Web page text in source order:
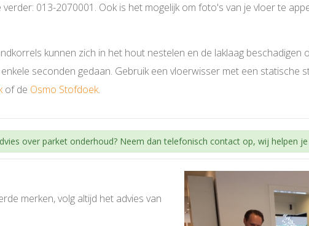
013-2070001. Ook is het mogelijk om foto's van je vloer te
kunnen zich in het hout nestelen en de laklaag beschadigen
seconden gedaan. Gebruik een vloerwisser met een statische
of de Osmo Stofdoek.
over parket onderhoud? Neem dan telefonisch contact op, wij helpen je
merken, volg altijd het advies van